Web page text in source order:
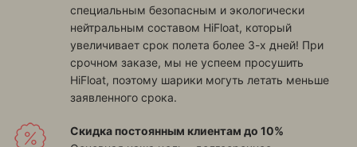
специальным безопасным и экологически
нейтральным составом HiFloat, который
увеличивает срок полета более 3-х дней! При
срочном заказе, мы не успеем просушить
HiFloat, поэтому шарики могуть летать меньше
заявленного срока.
Скидка постоянным клиентам до 10%